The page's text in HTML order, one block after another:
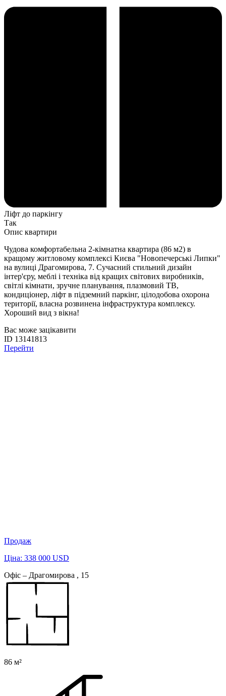
Ліфт до паркінгу
Так
Опис квартири
Чудова комфортабельна 2-кімнатна квартира (86 м2) в
кращому житловому комплексі Києва "Новопечерські Липки"
на вулиці Драгомирова, 7. Сучасний стильний дизайн
інтер'єру, меблі і техніка від кращих світових виробників,
світлі кімнати, зручне планування, плазмовий ТВ,
кондиціонер, ліфт в підземний паркінг, цілодобова охорона
території, власна розвинена інфраструктура комплексу.
Хороший вид з вікна!
Вас може зацікавити
ID 13141813
Перейти
Продаж
Ціна: 338 000 USD
Офіс – Драгомирова , 15
86 м²